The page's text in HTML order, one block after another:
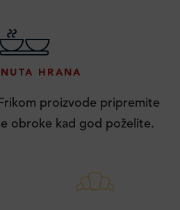
HRANA
proizvode pripremite
obroke kad god poželite.